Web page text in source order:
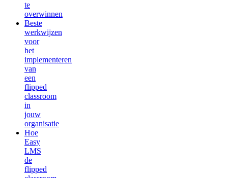
te
overwinnen
Beste
werkwijzen
voor
het
implementeren
van
een
flipped
classroom
in
jouw
organisatie
Hoe
Easy
LMS
de
flipped